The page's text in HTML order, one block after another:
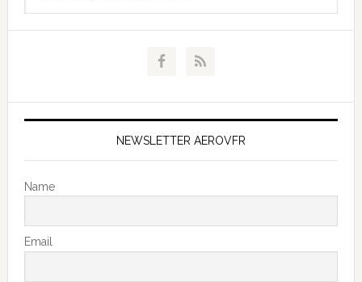
NEWSLETTER AEROVFR
Name
Email